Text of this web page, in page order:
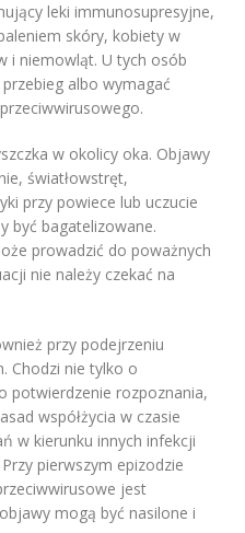
leki immunosupresyjne,
skóry, kobiety w
i niemowląt. U tych osób
albo wymagać
w okolicy oka. Objawy
światłowstręt,
przy powiece lub uczucie
być bagatelizowane.
prowadzić do poważnych
nie należy czekać na
przy podejrzeniu
Chodzi nie tylko o
potwierdzenie rozpoznania,
współżycia w czasie
w kierunku innych infekcji
pierwszym epizodzie
jest
mogą być nasilone i